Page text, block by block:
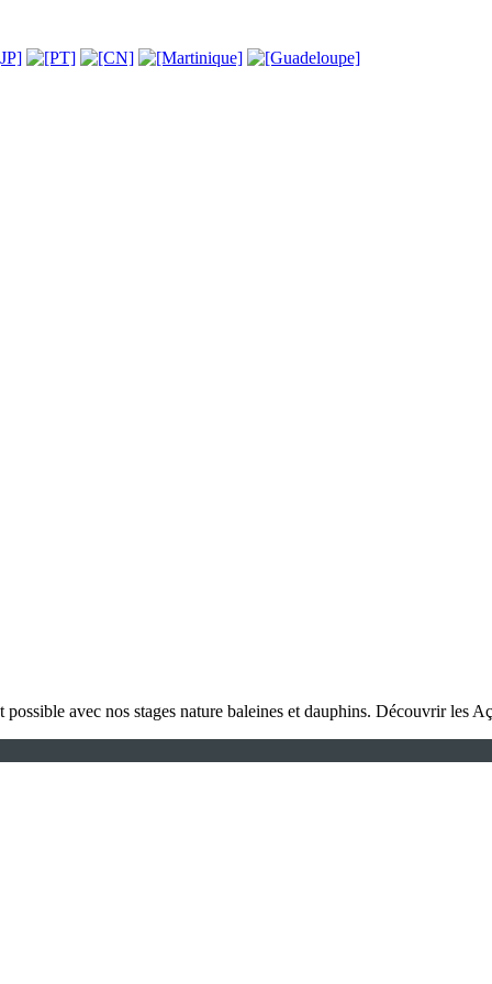
avec nos stages nature baleines et dauphins. Découvrir les